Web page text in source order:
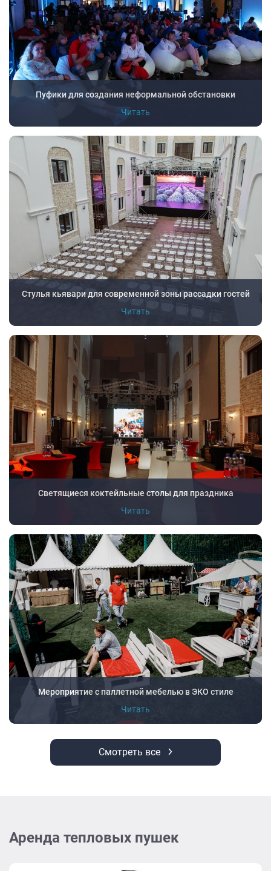
Пуфики для создания неформальной обстановки
Читать
Стулья кьявари для современной зоны рассадки гостей
Читать
Светящиеся коктейльные столы для праздника
Читать
Мероприятие с паллетной мебелью в ЭКО стиле
Читать
Смотреть все
Аренда тепловых пушек